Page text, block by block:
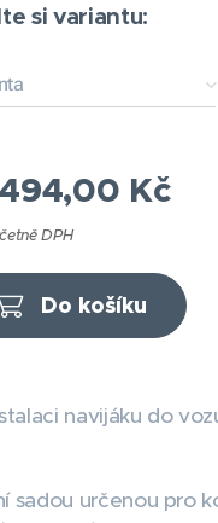
si variantu:
Kč
DPH
Do košíku
navijáku do
sadou určenou pro